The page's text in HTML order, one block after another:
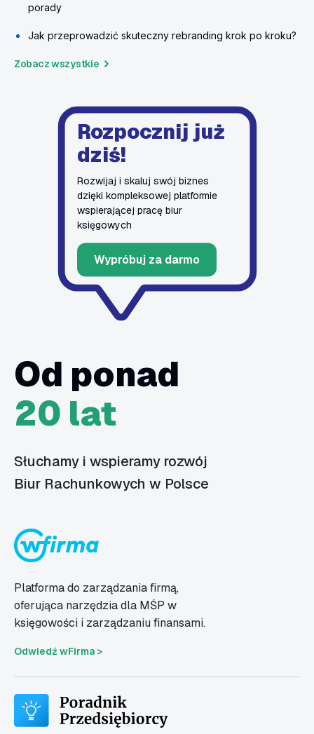
porady
Jak przeprowadzić skuteczny rebranding krok po kroku?
Zobacz wszystkie
Rozpocznij już
dziś!
Rozwijaj i skaluj swój biznes
dzięki kompleksowej platformie
wspierającej pracę biur
księgowych
Wypróbuj za darmo
Od ponad
20 lat
Słuchamy i wspieramy rozwój
Biur Rachunkowych w Polsce
Platforma do zarządzania firmą,
oferująca narzędzia dla MŚP w
księgowości i zarządzaniu finansami.
Odwiedź wFirma >